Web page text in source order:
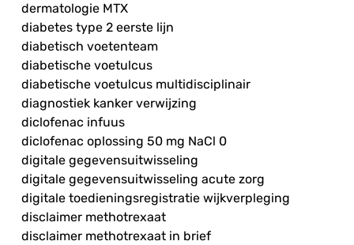
dermatologie MTX
diabetes type 2 eerste lijn
diabetisch voetenteam
diabetische voetulcus
diabetische voetulcus multidisciplinair
diagnostiek kanker verwijzing
diclofenac infuus
diclofenac oplossing 50 mg NaCl 0
digitale gegevensuitwisseling
digitale gegevensuitwisseling acute zorg
digitale toedieningsregistratie wijkverpleging
disclaimer methotrexaat
disclaimer methotrexaat in brief